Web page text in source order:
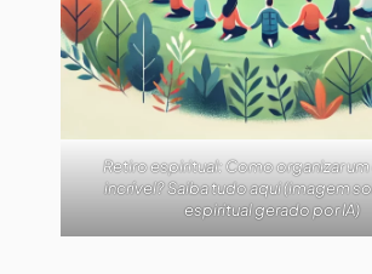
Retiro espiritual: Como organizar
incrível? Saiba tudo aqui (imagem
espiritual gerado por IA)